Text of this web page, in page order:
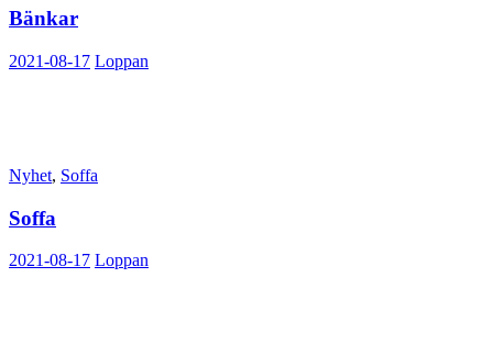
Bänkar
2021-08-17 Loppan
Nyhet, Soffa
Soffa
2021-08-17 Loppan